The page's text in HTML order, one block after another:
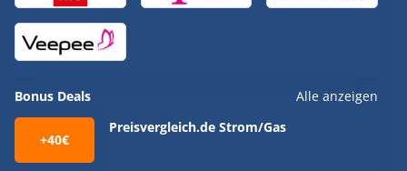
Bonus Deals Alle anzeigen
+40€
Preisvergleich.de Strom/Gas